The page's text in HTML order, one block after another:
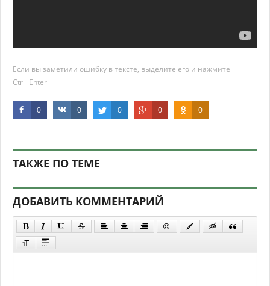
Если вы заметили ошибку в тексте, выделите его и нажмите
Ctrl+Enter
0 0 0 0 0
ТАКЖЕ ПО ТЕМЕ
ДОБАВИТЬ КОММЕНТАРИЙ